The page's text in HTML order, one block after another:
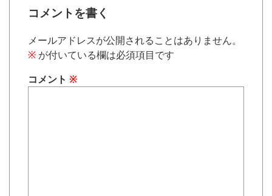
コメントを書く
メールアドレスが公開されることはありません。
※ が付いている欄は必須項目です
コメント ※